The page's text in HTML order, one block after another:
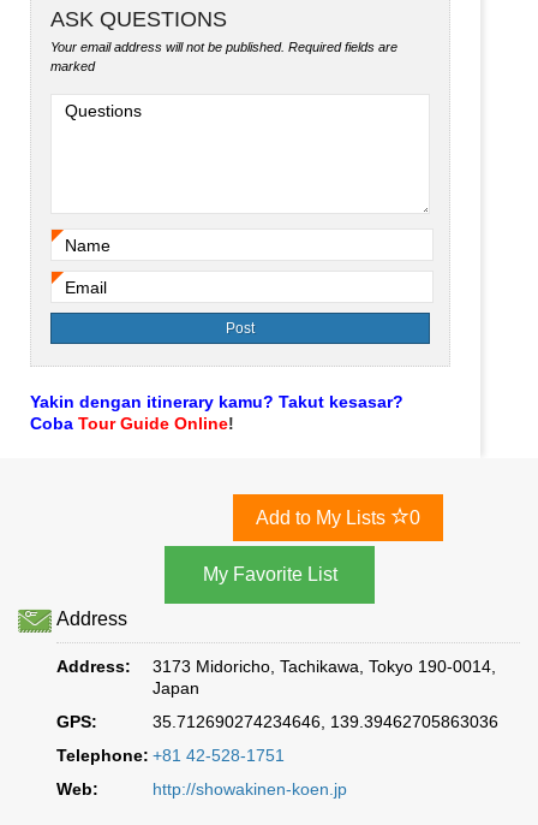
ASK QUESTIONS
Your email address will not be published. Required fields are
marked
Questions
Name
Email
Yakin dengan itinerary kamu? Takut kesasar?
Coba Tour Guide Online!
Add to My Lists 0
Address
Address:
3173 Midoricho, Tachikawa, Tokyo 190-0014,
Japan
GPS:
35.712690274234646, 139.39462705863036
Telephone: +81 42-528-1751
Web:
http://showakinen-koen.jp